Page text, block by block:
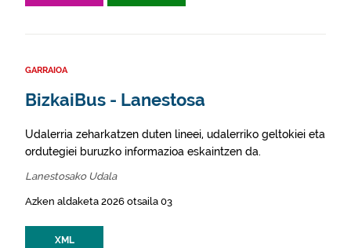
GARRAIOA
BizkaiBus - Lanestosa
Udalerria zeharkatzen duten lineei, udalerriko geltokiei eta
ordutegiei buruzko informazioa eskaintzen da.
Lanestosako Udala
Azken aldaketa 2026 otsaila 03
XML